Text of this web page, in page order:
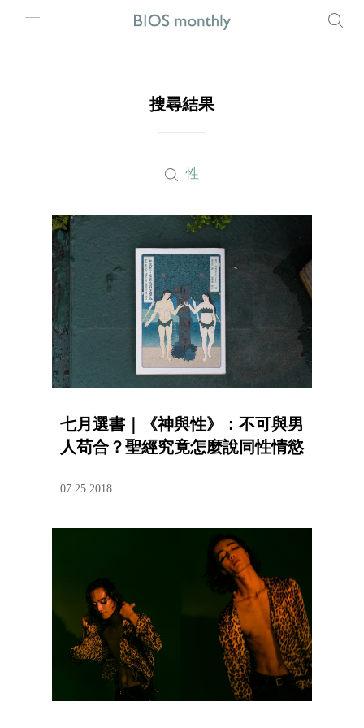
搜尋結果
性
七月選書｜《神與性》：不可與男
人苟合？聖經究竟怎麼說同性情慾
07.25.2018